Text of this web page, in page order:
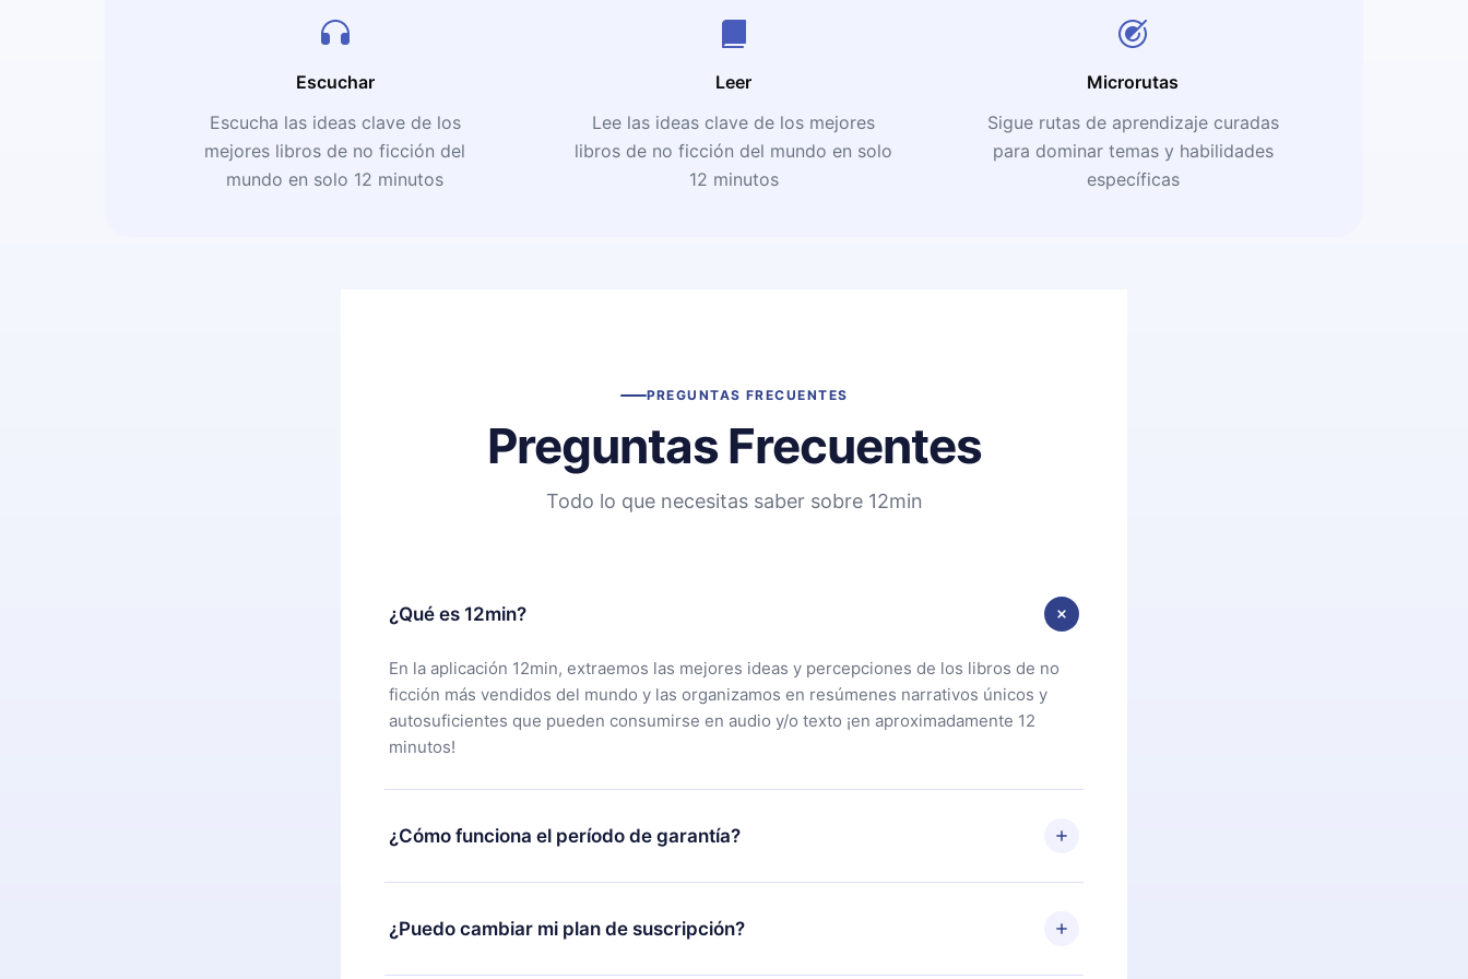
Escuchar
Escucha las ideas clave de los
mejores libros de no ficción del
mundo en solo 12 minutos
Leer
Lee las ideas clave de los mejores
libros de no ficción del mundo en solo
12 minutos
Microrutas
Sigue rutas de aprendizaje curadas
para dominar temas y habilidades
específicas
PREGUNTAS FRECUENTES
Preguntas Frecuentes
Todo lo que necesitas saber sobre 12min
¿Qué es 12min?
En la aplicación 12min, extraemos las mejores ideas y percepciones de los libros de no
ficción más vendidos del mundo y las organizamos en resúmenes narrativos únicos y
autosuficientes que pueden consumirse en audio y/o texto ¡en aproximadamente 12
minutos!
¿Cómo funciona el período de garantía?
Puedes descargar nuestra aplicación y comenzar a disfrutar de nuestra biblioteca. Si por
alguna razón no estás satisfecho con nuestra plataforma, simplemente contacta a
nuestro equipo de soporte ( contacto@12min.com
¿Puedo cambiar mi plan de suscripción?